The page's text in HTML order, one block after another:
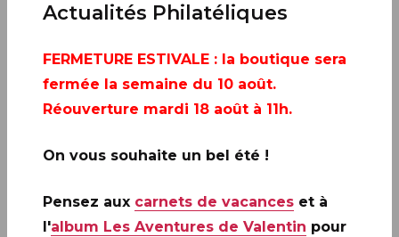
Actualités Philatéliques
FERMETURE ESTIVALE : la boutique sera
fermée la semaine du 10 août.
Réouverture mardi 18 août à 11h.
On vous souhaite un bel été !
Pensez aux carnets de vacances et à
l'album Les Aventures de Valentin pour